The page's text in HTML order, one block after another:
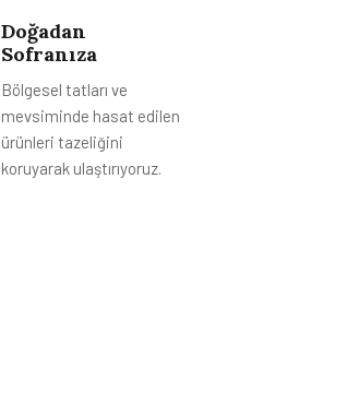
Doğadan
Sofranıza
Bölgesel tatları ve
mevsiminde hasat edilen
ürünleri tazeliğini
koruyarak ulaştırıyoruz.